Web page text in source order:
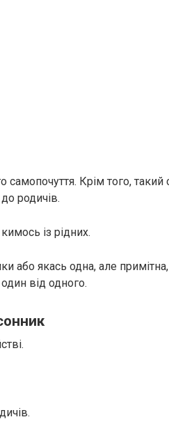
Крім того, такий
родичів.
із рідних.
або якась одна, але примітна,
від одного.